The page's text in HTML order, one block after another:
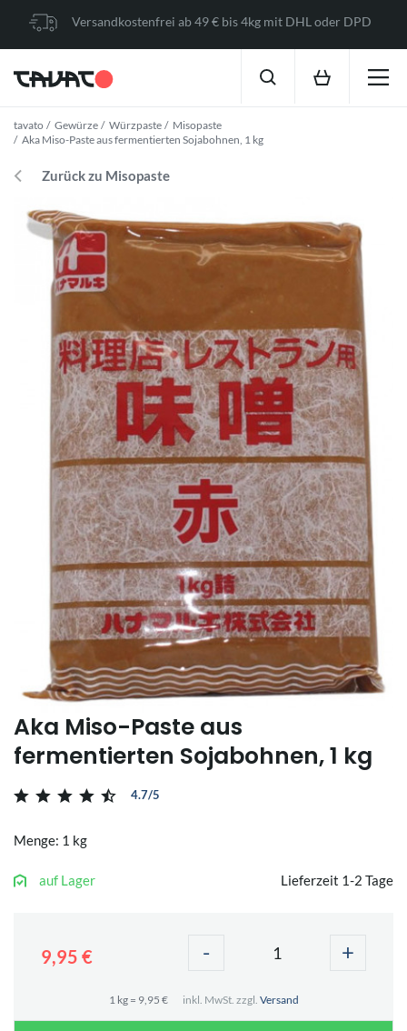
Versandkostenfrei ab 49 € bis 4kg mit DHL oder DPD
tavato Gewürze Würzpaste
Misopaste
Aka Miso-Paste aus fermentierten Sojabohnen, 1 kg
Zurück zu Misopaste
Aka Miso-Paste aus
fermentierten Sojabohnen, 1 kg
4.7/5
Menge: 1 kg
auf Lager Lieferzeit 1-2 Tage
9,95 € - +
1 kg = 9,95 € inkl. MwSt. zzgl. Versand